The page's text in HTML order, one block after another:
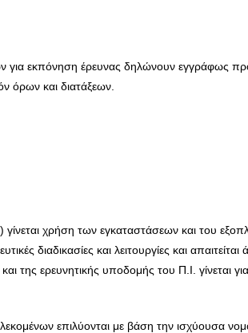
για εκπόνηση έρευνας δηλώνουν εγγράφως
και διατάξεων.
γίνεται χρήση των εγκαταστάσεων και του
διαδικασίες και λειτουργίες και
της ερευνητικής υποδομής του Π.Ι.
επιλύονται με βάση την ισχύουσα